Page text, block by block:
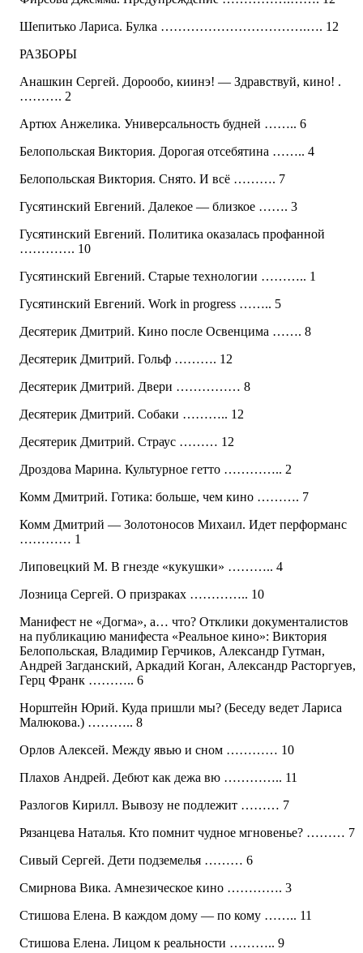
Шепитько Лариса. Булка …………………………….…. 12
РАЗБОРЫ
Анашкин Сергей. Дорообо, киинэ! — Здравствуй, кино! .
………. 2
Артюх Анжелика. Универсальность будней …….. 6
Белопольская Виктория. Дорогая отсебятина …….. 4
Белопольская Виктория. Снято. И всё ………. 7
Гусятинский Евгений. Далекое — близкое ……. 3
Гусятинский Евгений. Политика оказалась профанной
…………. 10
Гусятинский Евгений. Старые технологии ……….. 1
Гусятинский Евгений. Work in progress …….. 5
Десятерик Дмитрий. Кино после Освенцима ……. 8
Десятерик Дмитрий. Гольф ………. 12
Десятерик Дмитрий. Двери …………… 8
Десятерик Дмитрий. Собаки ……….. 12
Десятерик Дмитрий. Страус ……… 12
Дроздова Марина. Культурное гетто ………….. 2
Комм Дмитрий. Готика: больше, чем кино ………. 7
Комм Дмитрий — Золотоносов Михаил. Идет перформанс
………… 1
Липовецкий М. В гнезде «кукушки» ……….. 4
Лозница Сергей. О призраках ………….. 10
Манифест не «Догма», а… что? Отклики документалистов
на публикацию манифеста «Реальное кино»: Виктория
Белопольская, Владимир Герчиков, Александр Гутман,
Андрей Загданский, Аркадий Коган, Александр Расторгуев,
Герц Франк ……….. 6
Норштейн Юрий. Куда пришли мы? (Беседу ведет Лариса
Малюкова.) ……….. 8
Орлов Алексей. Между явью и сном ………… 10
Плахов Андрей. Дебют как дежа вю ………….. 11
Разлогов Кирилл. Вывозу не подлежит ……… 7
Рязанцева Наталья. Кто помнит чудное мгновенье? ……… 7
Сивый Сергей. Дети подземелья ……… 6
Смирнова Вика. Амнезическое кино …………. 3
Стишова Елена. В каждом дому — по кому …….. 11
Стишова Елена. Лицом к реальности ……….. 9